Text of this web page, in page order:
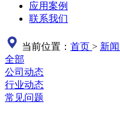
应用案例
联系我们
当前位置： 首页 > 新
全部
公司动态
行业动态
常见问题